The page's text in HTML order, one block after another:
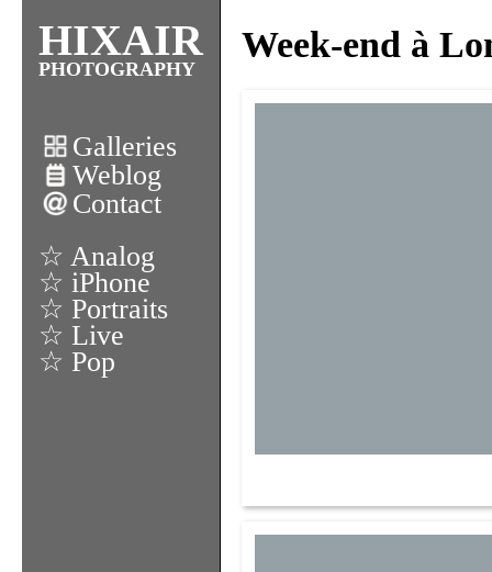
HIXAIR
PHOTOGRAPHY
Galleries
Weblog
Contact
☆ Analog
☆ iPhone
☆ Portraits
☆ Live
☆ Pop
Week-end à